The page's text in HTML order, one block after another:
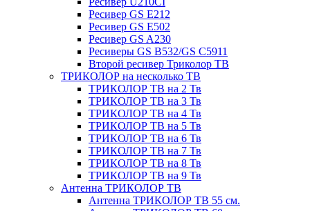
Ресивер GS E212
Ресивер GS E502
Ресивер GS A230
Ресиверы GS B532/GS C5911
Второй ресивер Триколор ТВ
ТРИКОЛОР на несколько ТВ
ТРИКОЛОР ТВ на 2 Тв
ТРИКОЛОР ТВ на 3 Тв
ТРИКОЛОР ТВ на 4 Тв
ТРИКОЛОР ТВ на 5 Тв
ТРИКОЛОР ТВ на 6 Тв
ТРИКОЛОР ТВ на 7 Тв
ТРИКОЛОР ТВ на 8 Тв
ТРИКОЛОР ТВ на 9 Тв
Антенна ТРИКОЛОР ТВ
Антенна ТРИКОЛОР ТВ 55 см.